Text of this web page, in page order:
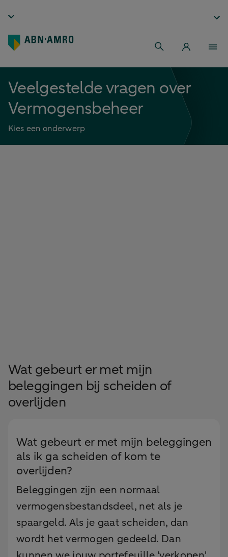
Veelgestelde vragen over
Vermogensbeheer
Kies een onderwerp
Wat gebeurt er met mijn
beleggingen bij scheiden of
overlijden
Wat gebeurt er met mijn beleggingen
als ik ga scheiden of kom te
overlijden?
Beleggingen zijn een normaal
vermogensbestandsdeel, net als je
spaargeld. Als je gaat scheiden, dan
wordt het vermogen gedeeld. Dan